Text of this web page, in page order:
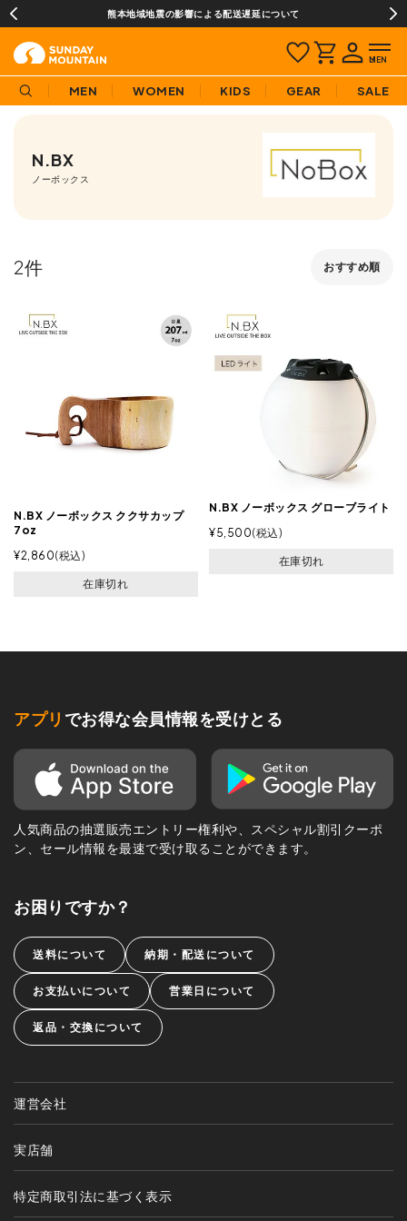
熊本地域地震の影響による配送遅延について
MEN WOMEN KIDS GEAR SALE
N.BX
ノーボックス
おすすめ順
2
N.BX ノーボックス ククサカップ
7oz
¥2,860 税込
在庫切れ
N.BX ノーボックス グローブライト
¥5,500 税込
在庫切れ
アプリ でお得な会員情報を受けとる
人気商品の抽選販売エントリー権利や、スペシャル割引クーポ
ン、セール情報を最速で受け取ることができます。
お困りですか？
送料について 納期・配送について
お支払いについて 営業日について
返品・交換について
運営会社
実店舗
特定商取引法に基づく表示